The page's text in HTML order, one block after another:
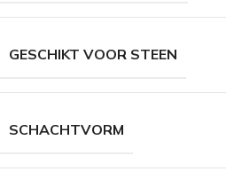
GESCHIKT VOOR STEEN
SCHACHTVORM